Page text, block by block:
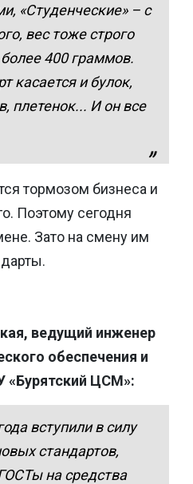
«Студенческие» – с
вес тоже строго
400 граммов.
касается и булок,
плетенок... И он все
тормозом бизнеса и
Поэтому сегодня
Зато на смену им
ведущий инженер
обеспечения и
«Бурятский ЦСМ»:
вступили в силу
стандартов,
на средства